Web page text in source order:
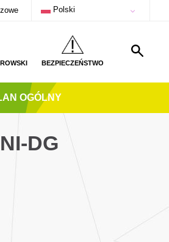
Polski
BEZPIECZEŃSTWO
OGÓLNY
DG